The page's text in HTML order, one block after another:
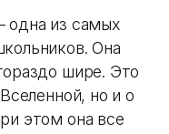
одна из самых
Она
шире. Это
но и о
этом она все